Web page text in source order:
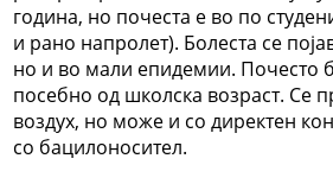
година, но почеста е во по
и рано напролет). Болеста се
но и во мали епидемии. Почесто
посебно од школска возраст. Се
воздух, но може и со директен
со бацилоносител.